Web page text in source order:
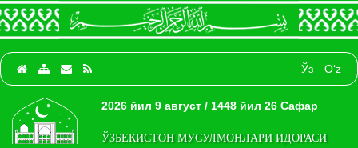
Ўз O‘z
2026 йил 9 август / 1448 йил 26 Сафар
ЎЗБЕКИСТОН МУСУЛМОНЛАРИ ИДОРАСИ